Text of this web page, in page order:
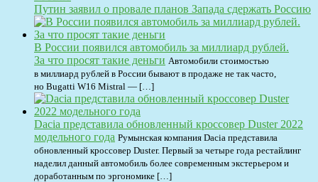
Путин заявил о провале планов Запада сдержать Россию
В России появился автомобиль за миллиард рублей.
За что просят такие деньги Автомобили стоимостью
в миллиард рублей в России бывают в продаже не так часто,
но Bugatti W16 Mistral — […]
Dacia представила обновленный кроссовер Duster 2022
модельного года Румынская компания Dacia представила
обновленный кроссовер Duster. Первый за четыре года рестайлинг
наделил данный автомобиль более современным экстерьером и
доработанным по эргономике […]